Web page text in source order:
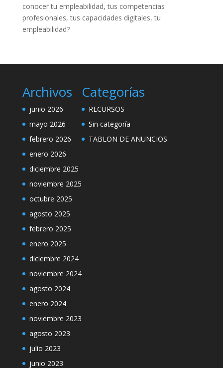
conocer tu empleabilidad, tus competencias
profesionales, tus capacidades digitales, tu
empleabilidad?
Archivos
junio 2026
mayo 2026
febrero 2026
enero 2026
diciembre 2025
noviembre 2025
octubre 2025
agosto 2025
febrero 2025
enero 2025
diciembre 2024
noviembre 2024
agosto 2024
enero 2024
noviembre 2023
agosto 2023
julio 2023
junio 2023
Categorías
RECURSOS
Sin categoría
TABLON DE ANUNCIOS